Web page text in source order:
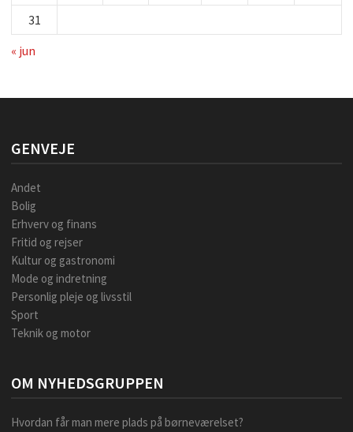
31
« jun
GENVEJE
Andet
Bolig
Erhverv og finans
Fritid og rejser
Kultur og gastronomi
Mode og indretning
Personlig pleje og livsstil
Sport
Teknik og motor
OM NYHEDSGRUPPEN
Hvordan får man mere plads på børneværelset?